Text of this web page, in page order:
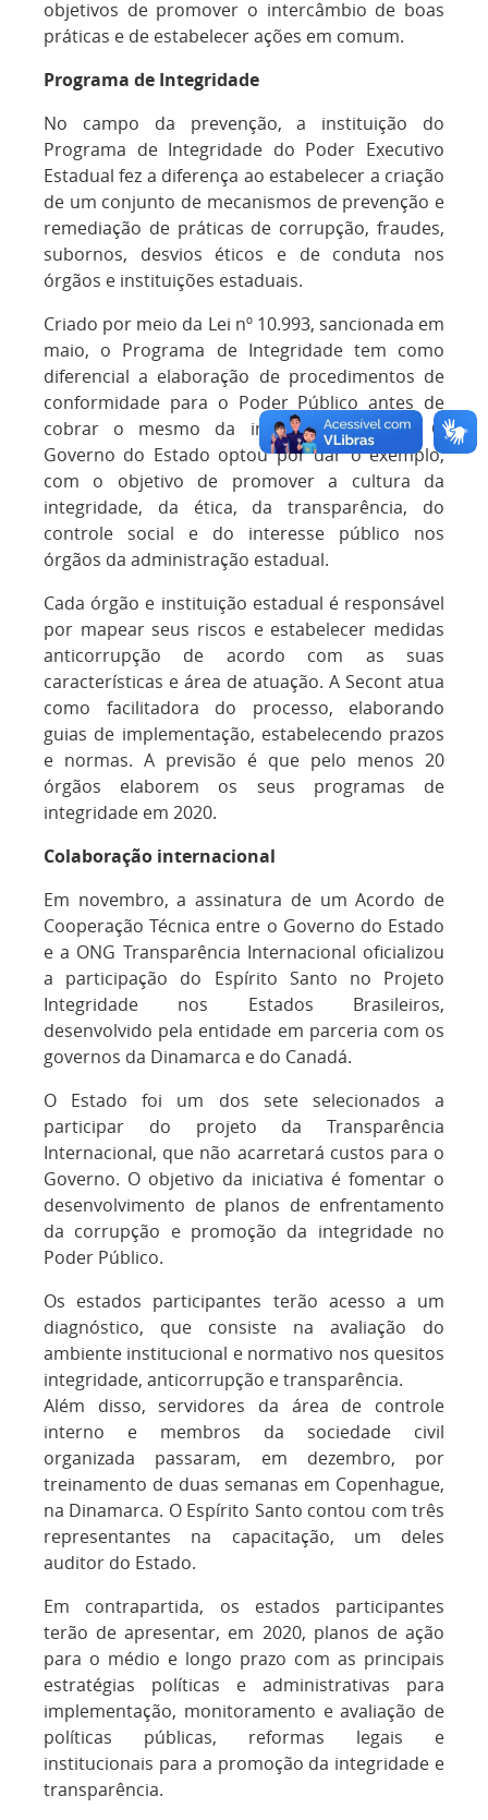
objetivos de promover o intercâmbio de boas
práticas e de estabelecer ações em comum.
Programa de Integridade
No campo da prevenção, a instituição do
Programa de Integridade do Poder Executivo
Estadual fez a diferença ao estabelecer a criação
de um conjunto de mecanismos de prevenção e
remediação de práticas de corrupção, fraudes,
subornos, desvios éticos e de conduta nos
órgãos e instituições estaduais.
Criado por meio da Lei nº 10.993, sancionada em
maio, o Programa de Integridade tem como
diferencial a elaboração de procedimentos de
conformidade para o Poder Público antes de
cobrar o mesmo da iniciativa privada. O
Governo do Estado optou por dar o exemplo,
com o objetivo de promover a cultura da
integridade, da ética, da transparência, do
controle social e do interesse público nos
órgãos da administração estadual.
Cada órgão e instituição estadual é responsável
por mapear seus riscos e estabelecer medidas
anticorrupção de acordo com as suas
características e área de atuação. A Secont atua
como facilitadora do processo, elaborando
guias de implementação, estabelecendo prazos
e normas. A previsão é que pelo menos 20
órgãos elaborem os seus programas de
integridade em 2020.
Colaboração internacional
Em novembro, a assinatura de um Acordo de
Cooperação Técnica entre o Governo do Estado
e a ONG Transparência Internacional oficializou
a participação do Espírito Santo no Projeto
Integridade nos Estados Brasileiros,
desenvolvido pela entidade em parceria com os
governos da Dinamarca e do Canadá.
O Estado foi um dos sete selecionados a
participar do projeto da Transparência
Internacional, que não acarretará custos para o
Governo. O objetivo da iniciativa é fomentar o
desenvolvimento de planos de enfrentamento
da corrupção e promoção da integridade no
Poder Público.
Os estados participantes terão acesso a um
diagnóstico, que consiste na avaliação do
ambiente institucional e normativo nos quesitos
integridade, anticorrupção e transparência.
Além disso, servidores da área de controle
interno e membros da sociedade civil
organizada passaram, em dezembro, por
treinamento de duas semanas em Copenhague,
na Dinamarca. O Espírito Santo contou com três
representantes na capacitação, um deles
auditor do Estado.
Em contrapartida, os estados participantes
terão de apresentar, em 2020, planos de ação
para o médio e longo prazo com as principais
estratégias políticas e administrativas para
implementação, monitoramento e avaliação de
políticas públicas, reformas legais e
institucionais para a promoção da integridade e
transparência.